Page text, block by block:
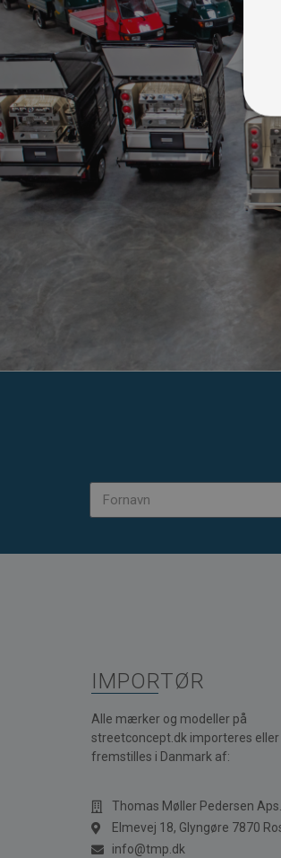
IMPORTØR
Alle mærker og modeller på
streetconcept.dk importeres eller
fremstilles i Danmark af:
Thomas Møller Pedersen Aps.
Elmevej 18, Glyngøre 7870
info@tmp.dk